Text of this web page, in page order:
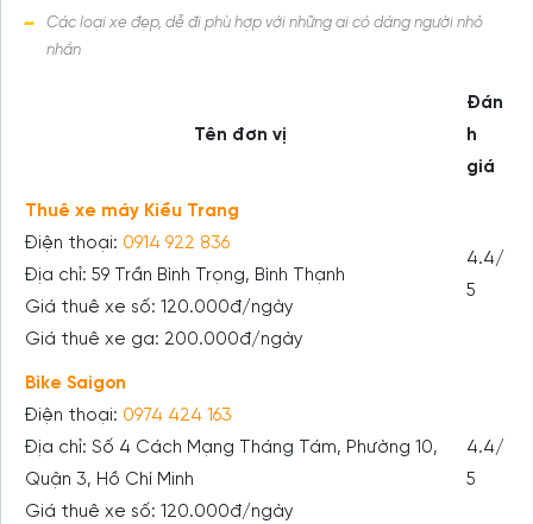
Các loại xe đẹp, dễ đi phù hợp với những ai có dáng người nhỏ
nhắn
Tên đơn vị
Đán
h
giá
Thuê xe máy Kiều Trang
Điện thoại: 0914 922 836
Địa chỉ: 59 Trần Bình Trọng, Bình Thạnh
Giá thuê xe số: 120.000đ/ngày
Giá thuê xe ga: 200.000đ/ngày
4.4/
5
Bike Saigon
Điện thoại: 0974 424 163
Địa chỉ: Số 4 Cách Mạng Tháng Tám, Phường 10,
Quận 3, Hồ Chí Minh
Giá thuê xe số: 120.000đ/ngày
4.4/
5